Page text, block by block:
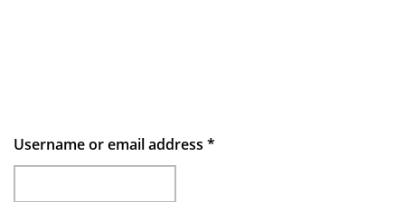
Username or email address *